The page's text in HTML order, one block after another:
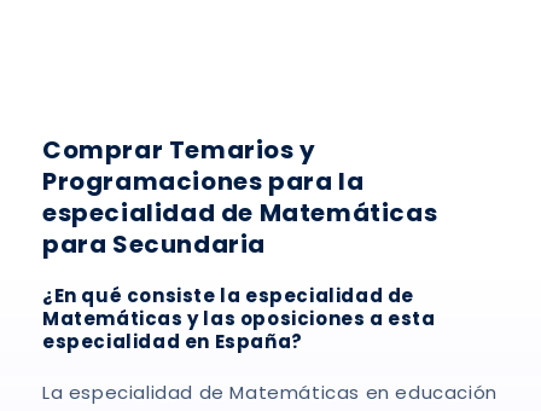
Comprar Temarios y
Programaciones para la
especialidad de Matemáticas
para Secundaria
¿En qué consiste la especialidad de
Matemáticas y las oposiciones a esta
especialidad en España?
La especialidad de Matemáticas en educación